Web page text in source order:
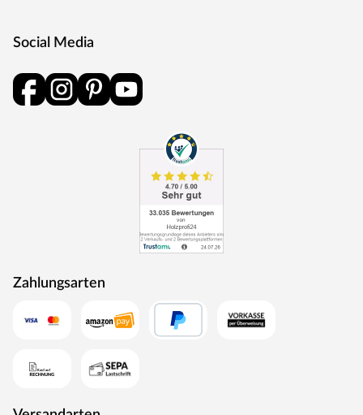
Social Media
Zahlungsarten